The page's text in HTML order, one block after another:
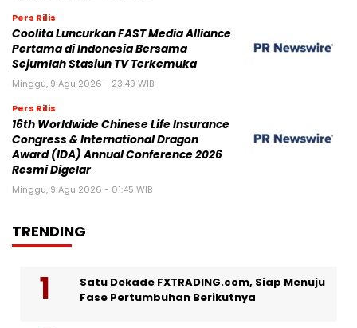
Pers Rilis
Coolita Luncurkan FAST Media Alliance
Pertama di Indonesia Bersama
Sejumlah Stasiun TV Terkemuka
Minggu, 9 Agu 2026 - 23:49 WIB
Pers Rilis
16th Worldwide Chinese Life Insurance
Congress & International Dragon
Award (IDA) Annual Conference 2026
Resmi Digelar
Minggu, 9 Agu 2026 - 01:45 WIB
TRENDING
Satu Dekade FXTRADING.com, Siap Menuju
Fase Pertumbuhan Berikutnya